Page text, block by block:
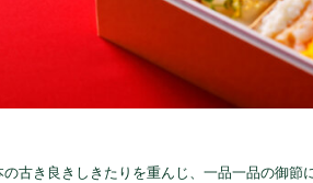
古き良きしきたりを重んじ、一品一品の御節